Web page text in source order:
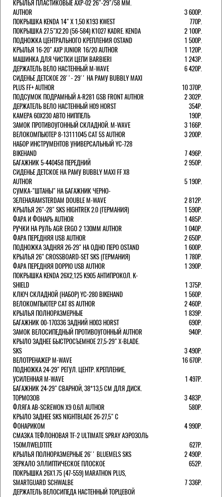
КРЫЛЬЯ ПЛАСТИКОВЫЕ AXP-02 26"-29"/58 ММ.
AUTHOR
3 600Р.
ПОКРЫШКА KENDA 14" Х 1,50 K193 KWEST
770Р.
ПОКРЫШКА 27.5"Х2.20 (56-584) K1027 KADRE. KENDA
2 100Р.
ПОДНОЖКА ЦЕНТРАЛЬНОГО КРЕПЛЕНИЯ OSTAND
1 500Р.
КРЫЛЬЯ 16-20" AXP JUNIOR 16/20 AUTHOR
1 120Р.
МАШИНКА ДЛЯ ЧИСТКИ ЦЕПИ BARBIERI
1 243Р.
ДЕРЖАТЕЛЬ ВЕЛО НАСТЕННЫЙ M-WAVE
6 420Р.
СИДЕНЬЕ ДЕТСКОЕ 28''- 29'' НА РАМУ BUBBLY MAXI
PLUS FF+ AUTHOR
10 370Р.
ПОДСУМОК ПОДРАМНЫЙ A-R281 GSB FRONT AUTHOR
2 302Р.
ДЕРЖАТЕЛЬ ВЕЛО НАСТЕННЫЙ H09 HORST
354Р.
КАМЕРА 60X230 АВТО НИППЕЛЬ
190Р.
ЗАМОК ПРОТИВОУГОННЫЙ СКЛАДНОЙ. M-WAVE
3 166Р.
ВЕЛОКОМПЬЮТЕР 8-13111045 CAT 5S AUTHOR
3 200Р.
НАБОР ИНСТРУМЕНТОВ УНИВЕРСАЛЬНЫЙ YC-728
BIKEHAND
7 496Р.
БАГАЖНИК 5-440458 ПЕРЕДНИЙ
2 950Р.
СИДЕНЬЕ ДЕТСКОЕ НА РАМУ BUBBLY MAXI FF X8
AUTHOR
5 190Р.
СУМКА-"ШТАНЫ" НА БАГАЖНИК ЧЕРНО-
ЗЕЛЕНАЯAMSTERDAM DOUBLE M-WAVE
2 812Р.
КРЫЛЬЯ 26"-28" SKS HIGHTREK 2.0 (ГЕРМАНИЯ)
1 590Р.
ФАРА И ФОНАРЬ AUTHOR
1 485Р.
РУЧКИ НА РУЛЬ AGR ERGO 2 130ММ AUTHOR
1 040Р.
ФАРА ПЕРЕДНЯЯ USB AUTHOR
2 650Р.
ПОДНОЖКА ЗАДНЯЯ 26-29" НА ОДНО ПЕРО OSTAND
1 600Р.
КРЫЛЬЯ 26" CROSSBOARD-SET SKS (ГЕРМАНИЯ)
1 780Р.
ФАРА ПЕРЕДНЯЯ DOPPIO USB AUTHOR
1 390Р.
ПОКРЫШКА KENDA 26Х2,125 K905 АНТИПРОКОЛ. K-
SHIELD
1 375Р.
КЛЮЧ СКЛАДНОЙ (НАБОР) YC-280 BIKEHAND
1 560Р.
ВЕЛОКОМПЬЮТЕР CAT 8S AUTHOR
2 460Р.
КРЫЛЬЯ ПОЛНОРАЗМЕРНЫЕ
1 839Р.
БАГАЖНИК 00-170336 ЗАДНИЙ H003 HORST
690Р.
ЗАМОК ВЕЛОСИПЕДНЫЙ ПРОТИВОУГОННЫЙ AUTHOR
940Р.
КРЫЛО ЗАДНЕЕ БЫСТРОСЪЕМНОЕ 27,5-29" X-BLADE.
SKS
3 490Р.
ВЕЛОТРЕНАЖЕР M-WAVE
16 670Р.
ПОДНОЖКА 24-29" РЕГУЛ. ЦЕНТР. КРЕПЛЕНИЕ,
УСИЛЕННАЯ M-WAVE
1 497Р.
БАГАЖНИК 24-29" СВАРНОЙ, 38*13,5 СМ ДЛЯ ДИСК.
ТОРМОЗОВ
3 483Р.
ФЛЯГА AB-SCREWON X9 0.6Л AUTHOR
580Р.
КРЫЛО ЗАДНЕЕ SKS NIGHTBLADE 26-27,5" С
ФОНАРИКОМ
4 990Р.
СМАЗКА ТЕФЛОНОВАЯ TF-2 ULTIMATE SPRAY АЭРОЗОЛЬ
150МЛWELDTITE
627Р.
КРЫЛЬЯ ПОЛНОРАЗМЕРНЫЕ 26'' BLUEMELS SKS
2 490Р.
ЗЕРКАЛО ЭЛЛИПТИЧЕСКОЕ ПЛОСКОЕ
652Р.
ПОКРЫШКА 26X1.75 (47-559) MARATHON PLUS,
SMARTGUARD SCHWALBE
7 336Р.
ДЕРЖАТЕЛЬ ВЕЛОCИПЕДА НАСТЕННЫЙ ТОРЦЕВОЙ